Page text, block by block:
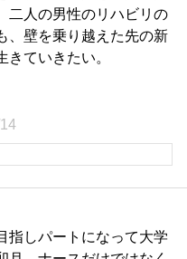
二人の男性のリハビリの
、壁を乗り越えた先の新
きていきたい。
指しパートになって大学